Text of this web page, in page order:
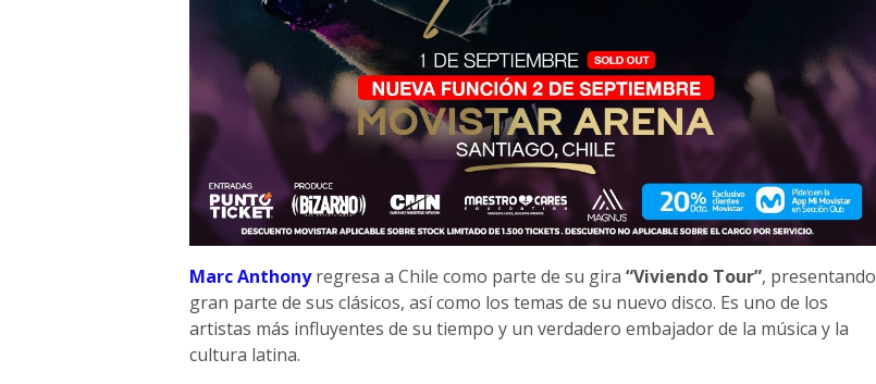
Marc Anthonyregresa a Chile como parte de su gira “Viviendo Tour”, presentando
gran parte de sus clásicos, así como los temas de su nuevo disco. Es uno de los
artistas más influyentes de su tiempo y un verdadero embajador de la música y la
cultura latina.